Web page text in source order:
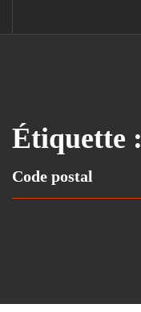
Étiquette :
Code postal